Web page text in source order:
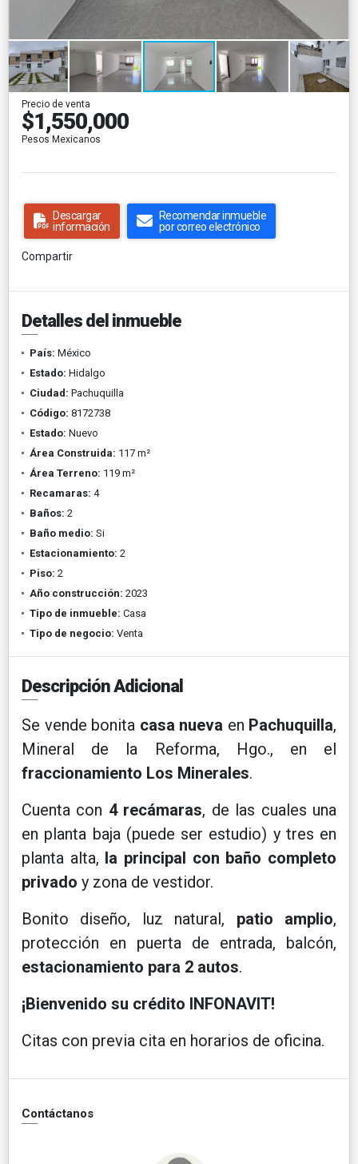
Precio de venta
$1,550,000
Pesos Mexicanos
Descargar
información
Recomendar inmueble
por correo electrónico
Compartir
Detalles del inmueble
País: México
Estado: Hidalgo
Ciudad: Pachuquilla
Código: 8172738
Estado: Nuevo
Área Construida: 117 m²
Área Terreno: 119 m²
Recamaras: 4
Baños: 2
Baño medio: Si
Estacionamiento: 2
Piso: 2
Año construcción: 2023
Tipo de inmueble: Casa
Tipo de negocio: Venta
Descripción Adicional
Se vende bonita casa nueva en Pachuquilla,
Mineral de la Reforma, Hgo., en el
fraccionamiento Los Minerales.
Cuenta con 4 recámaras, de las cuales una
en planta baja (puede ser estudio) y tres en
planta alta, la principal con baño completo
privado y zona de vestidor.
Bonito diseño, luz natural, patio amplio,
protección en puerta de entrada, balcón,
estacionamiento para 2 autos.
¡Bienvenido su crédito INFONAVIT!
Citas con previa cita en horarios de oficina.
Contáctanos